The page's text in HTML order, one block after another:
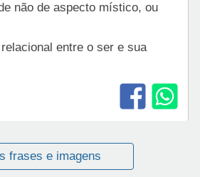
não de aspecto místico, ou
entre o ser e sua
frases e imagens